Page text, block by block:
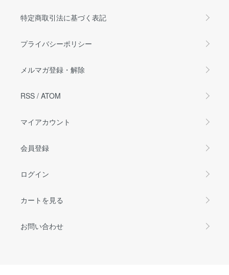
特定商取引法に基づく表記
プライバシーポリシー
メルマガ登録・解除
RSS / ATOM
マイアカウント
会員登録
ログイン
カートを見る
お問い合わせ